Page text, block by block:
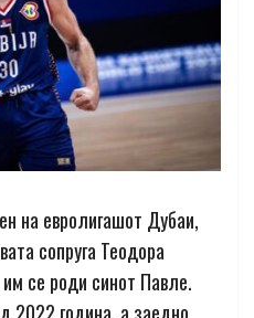
на евролигашот Дубаи,
сопруга Теодора
се роди синот Павле.